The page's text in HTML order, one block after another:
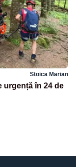
Stoica Marian
urgență în 24 de